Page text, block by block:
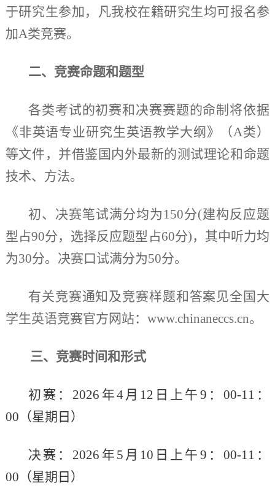
于研究生参加，凡我校在籍研究生均可报名参
加A类竞赛。
二、竞赛命题和题型
各类考试的初赛和决赛赛题的命制将依据
《非英语专业研究生英语教学大纲》（A类）
等文件，并借鉴国内外最新的测试理论和命题
技术、方法。
初、决赛笔试满分均为 150分(建构反应题
型占90分，选择反应题型占60分)，其中听力均
为30分。决赛口试满分为50分。
有关竞赛通知及竞赛样题和答案见全国大
学生英语竞赛官方网站： www.chinaneccs.cn。
三、竞赛时间和形式
初赛： 2026 年4月12 日上午 9：00-11：
00（星期日）
决赛： 2026 年 5月10 日上午 9：00-11：
00（星期日）